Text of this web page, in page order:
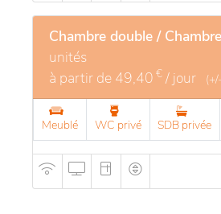
Chambre double /
unités
à partir de 49,40 € / jour (+/-
Meublé WC privé SDB privée